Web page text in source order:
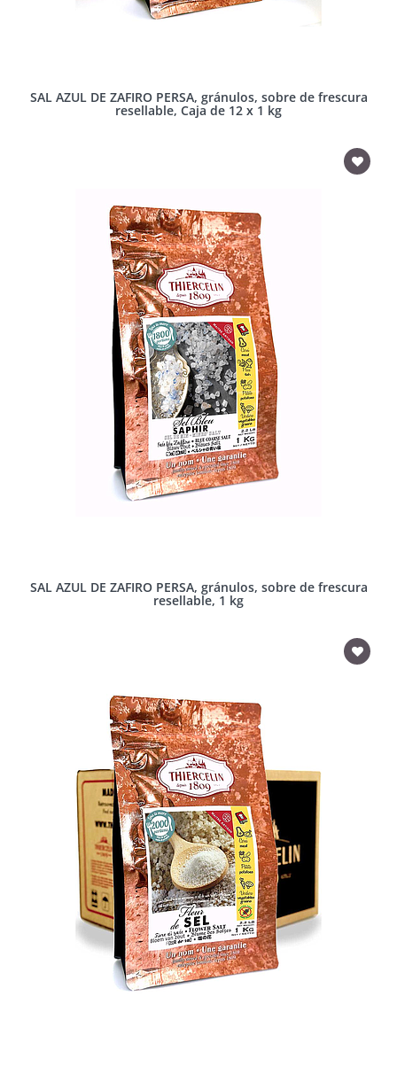
SAL AZUL DE ZAFIRO PERSA, gránulos, sobre de frescura
resellable, Caja de 12 x 1 kg
SAL AZUL DE ZAFIRO PERSA, gránulos, sobre de frescura
resellable, 1 kg